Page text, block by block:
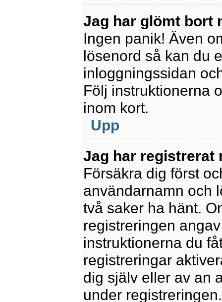
Jag har glömt bort
Ingen panik! Även
lösenord så kan du
inloggningssidan
Följ instruktionerna
inom kort.
Upp
Jag har registrerat
Försäkra dig först
användarnamn och
två saker ha hänt.
registreringen
instruktionerna du
registreringar
dig själv eller av an
under